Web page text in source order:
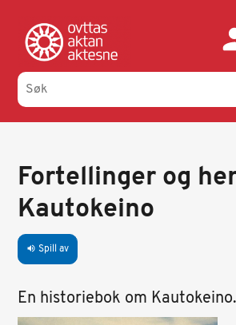
hovedinnhold
Fortellinger og
Kautokeino
volume_up Spill av
En historiebok om Kautokeino.